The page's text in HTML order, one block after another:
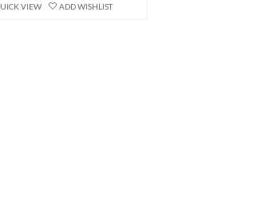
VIEW ADD WISHLIST